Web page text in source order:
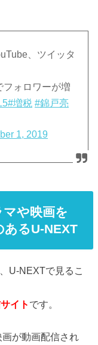
、ツイッタ
フォロワーが増
#増税 #錦戸亮
1, 2019
や映画を
あるU-NEXT
U-NEXTで見るこ
イト です。
が動画配信され